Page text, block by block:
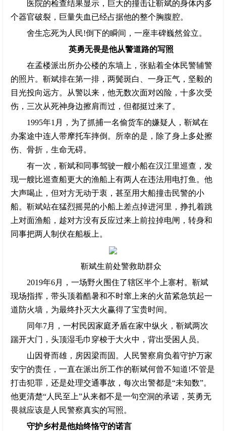
医院的检查结果显示，巨大的撞击让靳斌的身体内多
个器官破裂，巨量失血已经占据他的整个胸腹腔。
舍生忘死为人民!倒下的瞬间，一座丰碑巍然耸立。
英勇无畏是他从警道路的写照
在孟楼派出所办公楼的东墙上，张贴着全体民警辅警
的照片。靳斌排在第一排，两鬓斑白、一身正气，坚毅的
目光投向远方。从警以来，他无数次面对凶险，十多次受
伤，三次从死神身边擦肩而过，但都挺过来了。
1995年1月，为了抓捕一名偷货车的嫌疑人，靳斌在
办案途中连人带摩托车摔倒。所幸的是，除了身上多处擦
伤、骨折，生命无碍。
有一次，靳斌和同事驾驶一艘小船在汉江里巡查，发
现一艘比巡查船更大的渔船上有两人在违法用电打鱼。他
大声喝止，但对方无动于衷，甚至用大船撞击民警的小
船。靳斌站在猛烈摇晃的小船上差点掉进河里，挣扎着跳
上对面渔船，趁对方没有反应过来上前拉掉电闸，转身和
同事把两人制伏在船板上。
靳斌生前处警救助群众
2019年6月，一场野火围住了辖区半个上寨村。靳斌
现场指挥，带头顶着酷暑和不时窜上来的火苗紧急筑起一
道防火墙，为最终扑灭大火赢得了宝贵时间。
同年7月，一村民因家庭矛盾在家中纵火，靳斌两次
踹开大门，头顶湿毛巾穿梭于大火中，背出受困人员。
山因脊而雄，房因梁而固。人民警察肩负着守护万家
安宁的责任，一直在派出所工作的靳斌何曾不知道!不管是
打击犯罪，还是处理交通事故，每次出警都是“未知数”。
他更清楚“人民至上”从来都不是一句空洞的承诺，英勇无
畏就应该是人民警察真实的写照。
守护乡村是他始终恪守的诺言